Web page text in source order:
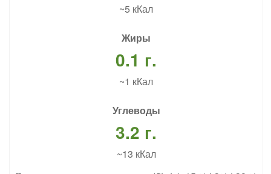
~5 кКал
Жиры
0.1 г.
~1 кКал
Углеводы
3.2 г.
~13 кКал